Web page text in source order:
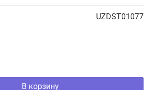
UZDST01077
В корзину